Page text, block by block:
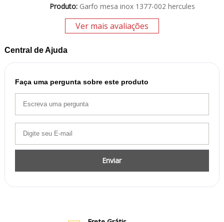
Produto:Garfo mesa inox 1377-002 hercules
Ver mais avaliações
Central de Ajuda
Faça uma pergunta sobre este produto
Enviar